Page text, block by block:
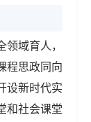
域育人，
程思政同向
设新时代实
和社会课堂